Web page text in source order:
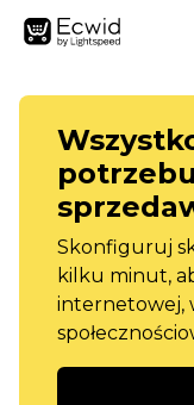
Skonfiguruj
kilku minut,
internetowej,